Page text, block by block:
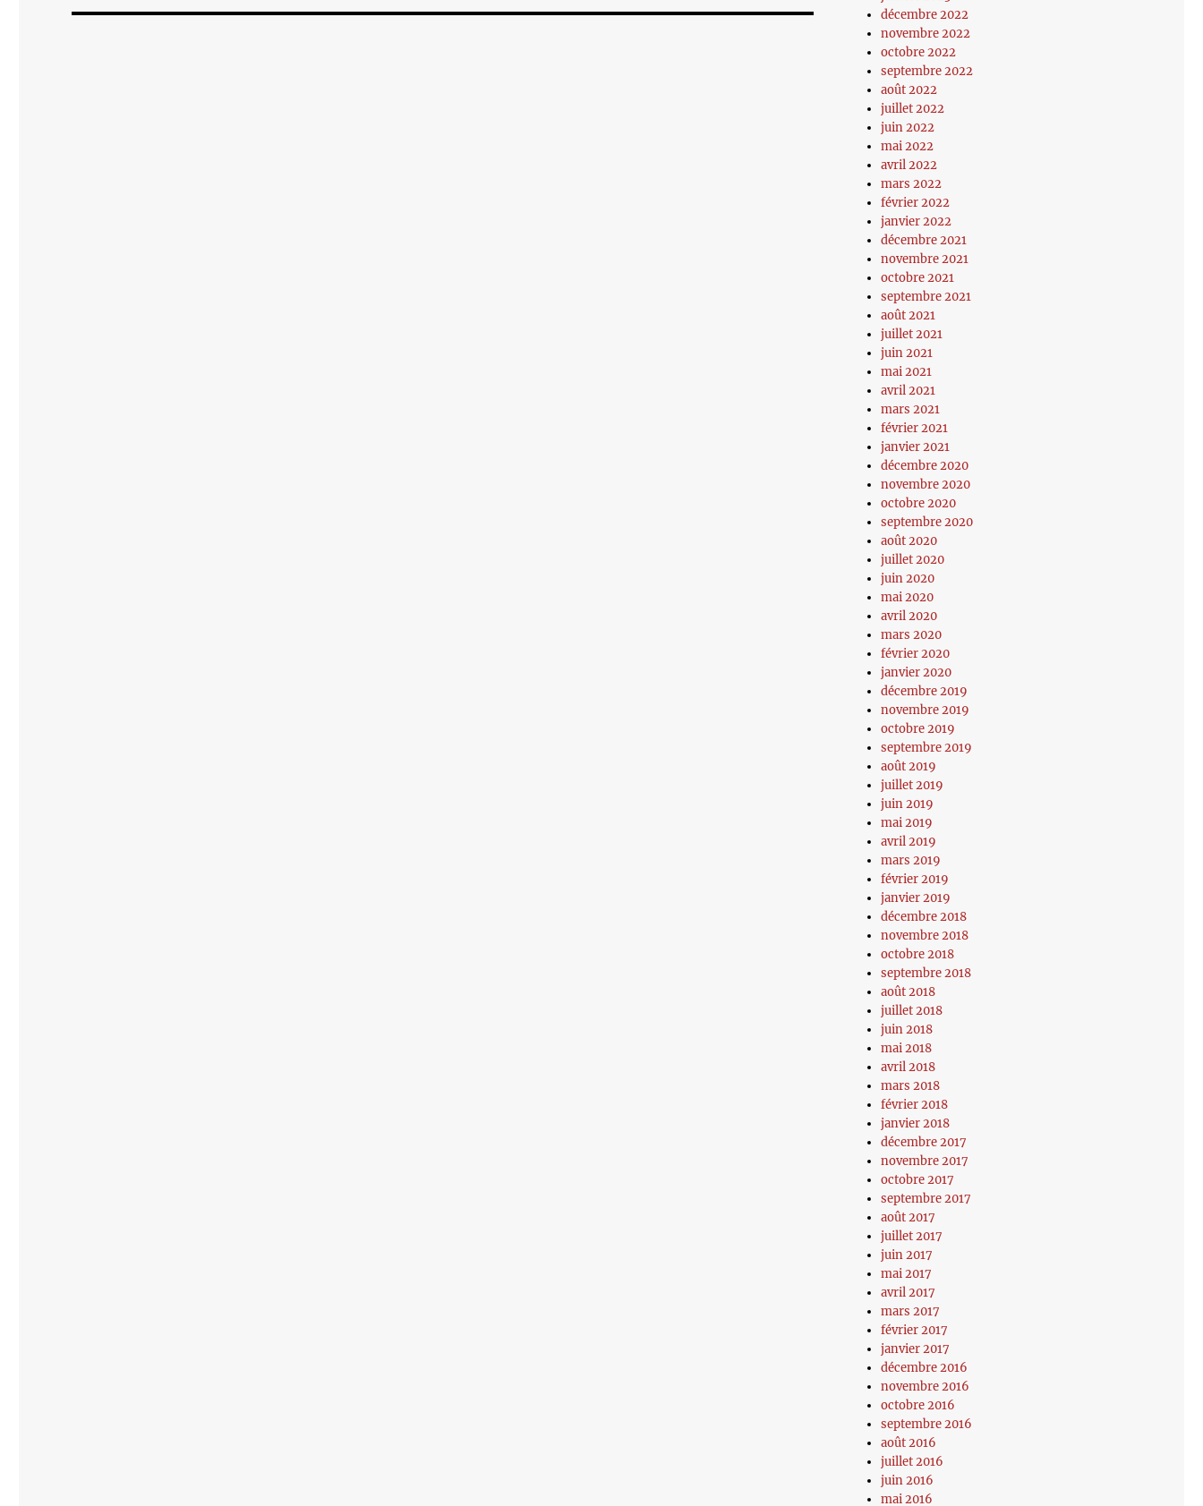
décembre 2022
novembre 2022
octobre 2022
septembre 2022
août 2022
juillet 2022
juin 2022
mai 2022
avril 2022
mars 2022
février 2022
janvier 2022
décembre 2021
novembre 2021
octobre 2021
septembre 2021
août 2021
juillet 2021
juin 2021
mai 2021
avril 2021
mars 2021
février 2021
janvier 2021
décembre 2020
novembre 2020
octobre 2020
septembre 2020
août 2020
juillet 2020
juin 2020
mai 2020
avril 2020
mars 2020
février 2020
janvier 2020
décembre 2019
novembre 2019
octobre 2019
septembre 2019
août 2019
juillet 2019
juin 2019
mai 2019
avril 2019
mars 2019
février 2019
janvier 2019
décembre 2018
novembre 2018
octobre 2018
septembre 2018
août 2018
juillet 2018
juin 2018
mai 2018
avril 2018
mars 2018
février 2018
janvier 2018
décembre 2017
novembre 2017
octobre 2017
septembre 2017
août 2017
juillet 2017
juin 2017
mai 2017
avril 2017
mars 2017
février 2017
janvier 2017
décembre 2016
novembre 2016
octobre 2016
septembre 2016
août 2016
juillet 2016
juin 2016
mai 2016